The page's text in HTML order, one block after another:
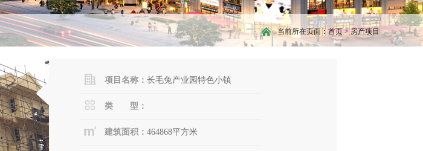
当前所在页面：首页>房产项目
项目名称： 长毛兔产业园特色小镇
类 型：
建筑面积： 464868平方米